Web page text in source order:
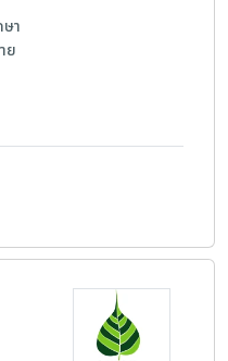
า
ย
าษาไทย หรือสาขาที่
าเป็นพิเศษ